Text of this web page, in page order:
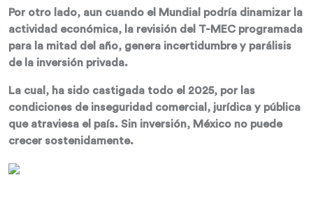
Por otro lado, aun cuando el Mundial podría dinamizar la
actividad económica, la revisión del T-MEC programada
para la mitad del año, genera incertidumbre y parálisis
de la inversión privada.
La cual, ha sido castigada todo el 2025, por las
condiciones de inseguridad comercial, jurídica y pública
que atraviesa el país. Sin inversión, México no puede
crecer sostenidamente.